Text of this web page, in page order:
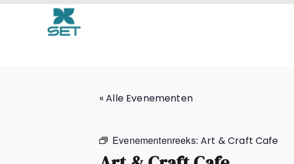
Art & Craft Cafe
« Alle Evenementen
Evenementenreeks:Art & Craft Cafe